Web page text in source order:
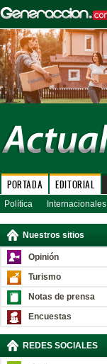
PORTADA EDITORIAL
Política Internacionales
Nuestros sitios
Opinión
Turismo
Notas de prensa
Encuestas
REDES SOCIALES